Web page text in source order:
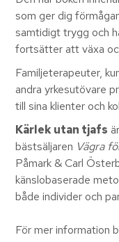
som ger dig
samtidigt trygg och
fortsätter att växa
Familjeterapeuter,
andra yrkesutövare
till sina klienter och
Kärlek utan tjafs
bästsäljaren Vägra
Påmark & Carl
känslobaserade
både individer och
För mer information